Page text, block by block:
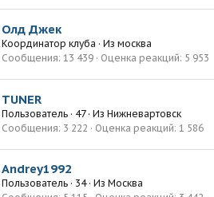
Олд Джек
Координатор клуба · Из москва
Сообщения 13 439 Оценка реакций 5 953
TUNER
Пользователь · 47 · Из Нижневартовск
Сообщения 3 222 Оценка реакций 1 586
Andrey1992
Пользователь · 34 · Из Москва